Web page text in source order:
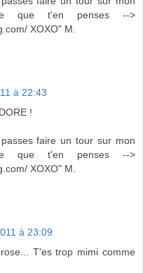
que t'en penses -->
XOXO" M.
à 22:43
!
faire un tour sur mon
que t'en penses -->
XOXO" M.
à 23:09
T'es trop mimi comme